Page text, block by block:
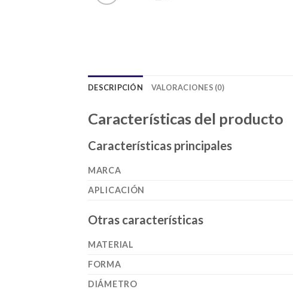
DESCRIPCIÓN VALORACIONES (0)
Características del producto
Características principales
MARCA
APLICACIÓN
Otras características
MATERIAL
FORMA
DIÁMETRO